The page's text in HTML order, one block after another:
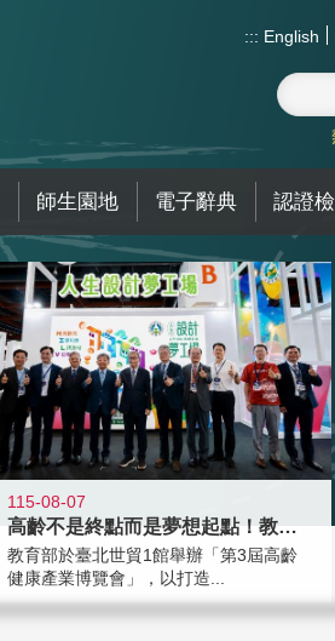
::: English
師生園地 電子辭典 認證
115-08-07
高齡不是終點而是夢想起點！教育部打
教育部於臺北世貿1館舉辦「第3屆高齡
健康產業博覽會」，以打造...